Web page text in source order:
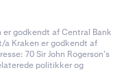
godkendt af Central Bank
a Kraken er godkendt af
70 Sir John Rogerson’s
politikker og